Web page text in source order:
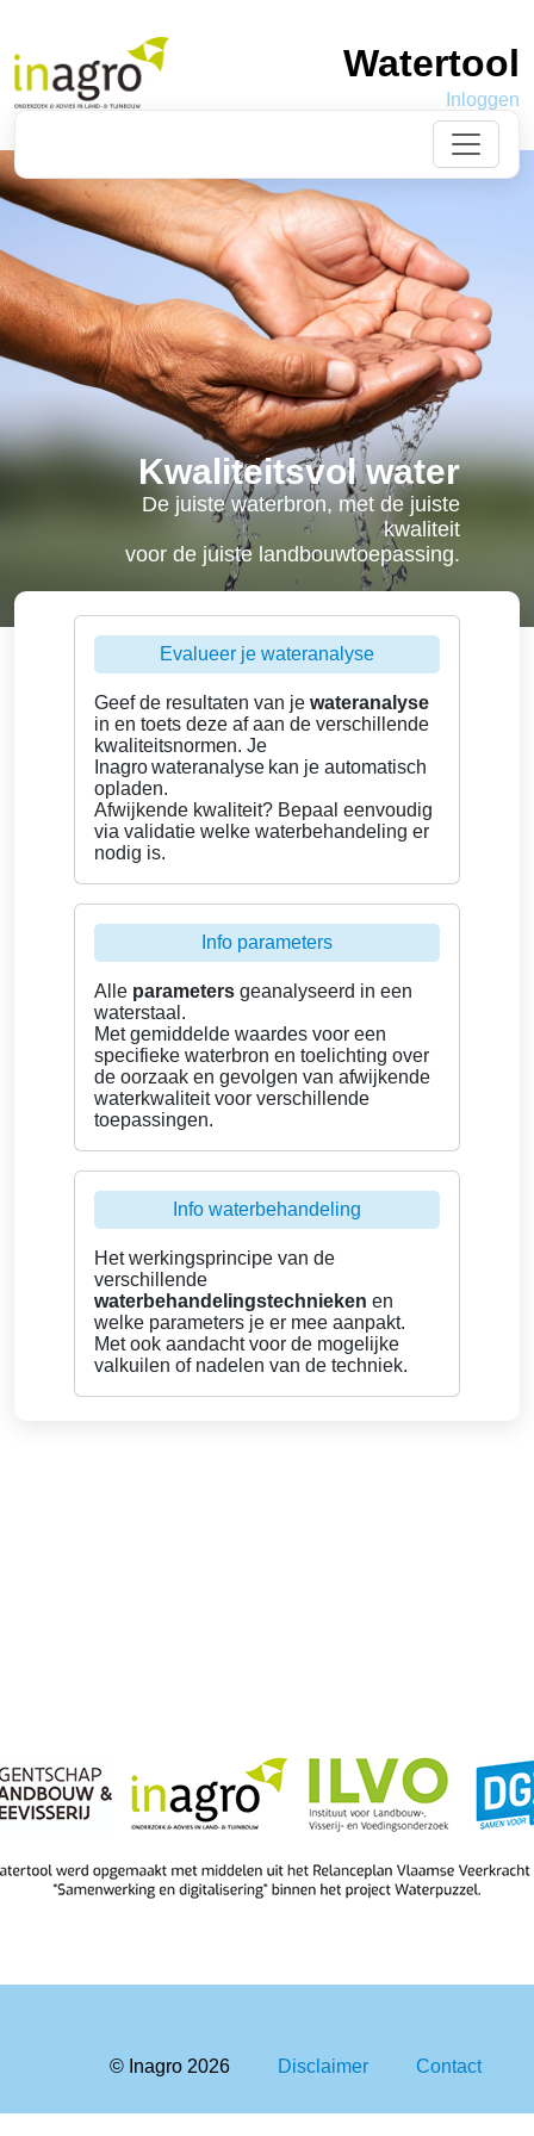
Watertool
Inloggen
Kwaliteitsvol water
De juiste waterbron, met de juiste
kwaliteit
voor de juiste landbouwtoepassing.
Evalueer je wateranalyse
Geef de resultaten van je wateranalyse
in en toets deze af aan de verschillende
kwaliteitsnormen. Je
Inagro wateranalyse kan je automatisch
opladen.
Afwijkende kwaliteit? Bepaal eenvoudig
via validatie welke waterbehandeling er
nodig is.
Info parameters
Alle parameters geanalyseerd in een
waterstaal.
Met gemiddelde waardes voor een
specifieke waterbron en toelichting over
de oorzaak en gevolgen van afwijkende
waterkwaliteit voor verschillende
toepassingen.
Info waterbehandeling
Het werkingsprincipe van de
verschillende
waterbehandelingstechnieken en
welke parameters je er mee aanpakt.
Met ook aandacht voor de mogelijke
valkuilen of nadelen van de techniek.
Contact
Disclaimer
© Inagro 2026